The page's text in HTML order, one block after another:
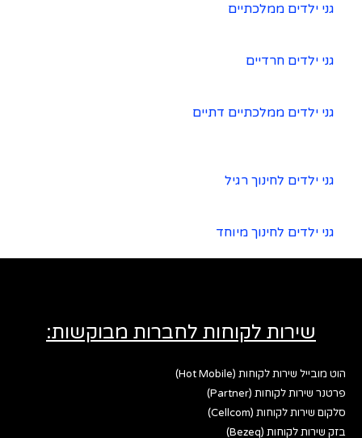
גני ילדים ממלכתיים
גני ילדים חרדיים
גני ילדים ממלכתיים דתיים
גני ילדים לחינוך רגיל
גני ילדים לחינוך מיוחד
שירות לקוחות לחברות מבוקשות:
הוט מובייל שירות לקוחות (Hot Mobile)
פרטנר שירות לקוחות (Partner)
סלקום שירות לקוחות (Cellcom)
בזק שירות לקוחות (Bezeq)